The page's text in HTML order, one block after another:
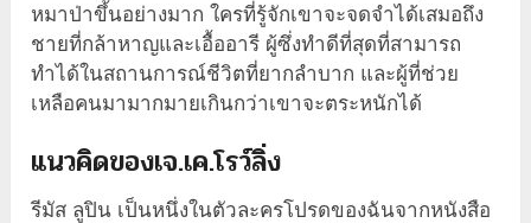
หมาป่าขึ้นอย่างมาก ใครที่รู้จักเขาจะจดจำได้เสมอถึง
ชายที่กล้าหาญและเอื้ออารี ผู้ซึ่งทำดีที่สุดที่สามารถ
ทำได้ในสถานการณ์ชีวิตที่ยากลำบาก และผู้ที่ช่วย
เหลือคนมามากมายเกินกว่าเขาจะตระหนักได้
แนวคิดของเจ.เค.โรว์ลิ่ง
รีมัส ลูปิน เป็นหนึ่งในตัวละครโปรดของฉันจากหนังสือ